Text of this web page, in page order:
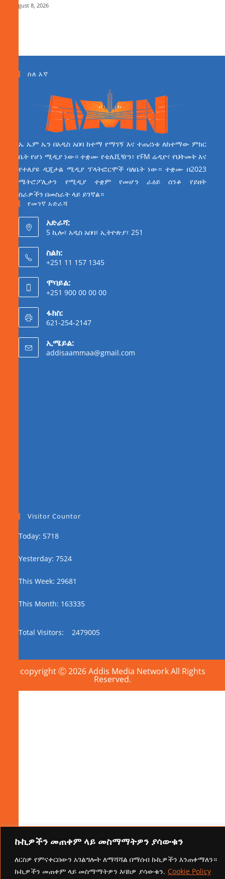
ኩኪዎችን መጠቀም ላይ መስማማትዎን ያሳውቁን
ለርስዎ የምናቀርበውን አገልግሎት ለማሻሻል በማሰብ ኩኪዎችን እንጠቀማለን።
ኩኪዎችን መጠቀም ላይ መስማማትዎን እባክዎ ያሳውቁን. Cookie Policy
August 8, 2026
ስለ እኛ
ኤ ኤም ኤን በአዲስ አበባ ከተማ የማገኝ እና ተጠሪነቱ ለከተማው ምክር
ቤት የሆነ ሚዲያ ነው። ተቋሙ የቴሌቪዥን፣ የFM ሬዲዮ፣ የህትመት እና
የተለያዩ ዲጂታል ሚዲያ ፕላትፎርሞች ባለቤት ነው። ተቋሙ በ2023
ሜትሮፖሊታን የሚዲያ ተቋም የመሆን ራዕይ ሰንቆ የይዘት
ስራዎችን በመስራት ላይ ይገኛል።
የመገኛ አድራሻ
አድራሻ:
5 ኪሎ፣ አዲስ አበባ፣ ኢትዮጵያ፣ 251
ስልክ:
+251 11 157 1345
ሞባይል:
+251 900 00 00 00
ፋክስ:
621-254-2147
ኢሜይል:
addisaammaa@gmail.com
Visitor Countor
Today: 5718
Yesterday: 7524
This Week: 29681
This Month: 163335
Total Visitors: 2479005
copyright Ⓒ 2026 Addis Media Network All Rights
Reserved.